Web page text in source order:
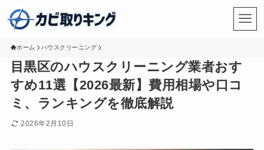
ホーム ハウスクリーニング
目黒区のハウスクリーニング業者おす
すめ11選【2026最新】費用相場や口コ
ミ、ランキングを徹底解説
2026年2月10日